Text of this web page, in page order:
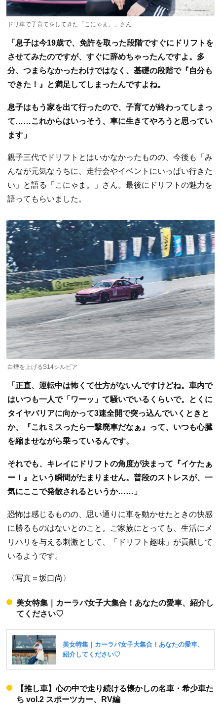
ドリ車で子育てをしてきた「こにゃま。」さん
「息子は今19歳で、免許を取った段階ですぐにドリフトを
させてみたのですが、すぐに辞めちゃったんですよ。多
分、つまらなかったわけではなく、基礎の段階で『自分も
できた！』と満足してしまったんですよね。
息子はもう家を出て行ったので、子育てが終わってしまっ
て……これからはいっそう、車に生きてやろうと思ってい
ます」
親子三代でドリフトとはいかなかったものの、今後も「み
んなが元気なうちに、走行会やイベントにいっぱい行きた
い」と語る「こにゃま。」さん。最後にドリフトの魅力を
語ってもらいました。
白煙を上げるS14シルビア
「正直、運転中は怖くて仕方がないんですけどね。車内で
はいつも一人で「ワーッ」て騒いでいるくらいで。とくに
タイヤバリアに向かって3速全開で突っ込んでいくときと
か、『これミスったら一撃廃車だなぁ』って、いつも心臓
を縮ませながら乗っているんです。
それでも、キレイにドリフトの角度が決まって『イケたぁ
ー！』という瞬間がたまりません。普段のストレスが、一
気にここで発散されるというか……」
恐怖は感じるものの、思い通りに車を動かせたときの快感
に勝るものはないとのこと。ご家族にとっても、生活にメ
リハリを与える刺激として、「ドリフト趣味」が貢献して
いるようです。
〈写真＝坂口尚〉
美女特集｜カーラバ女子大集合！あなたの愛車、紹介し
てください♡
【推し車】心の中で走り続ける懐かしの名車・希少車た
ち vol.2 スポーツカー、RV編